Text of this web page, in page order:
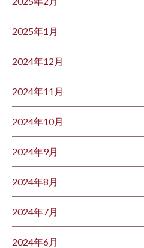
2025年1月
2024年12月
2024年11月
2024年10月
2024年9月
2024年8月
2024年7月
2024年6月